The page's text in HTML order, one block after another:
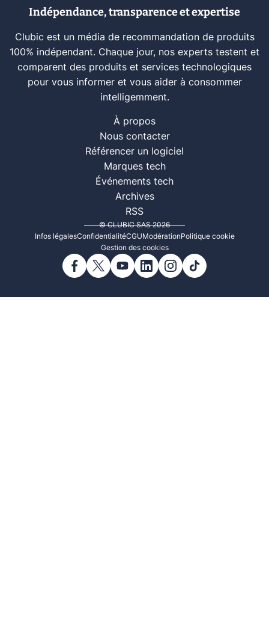
Indépendance, transparence et expertise
Clubic est un média de recommandation de produits
100% indépendant. Chaque jour, nos experts testent et
comparent des produits et services technologiques
pour vous informer et vous aider à consommer
intelligemment.
À propos
Nous contacter
Référencer un logiciel
Marques tech
Événements tech
Archives
RSS
© CLUBIC SAS 2026
Infos légalesConfidentialitéCGUModérationPolitique cookie
Gestion des cookies